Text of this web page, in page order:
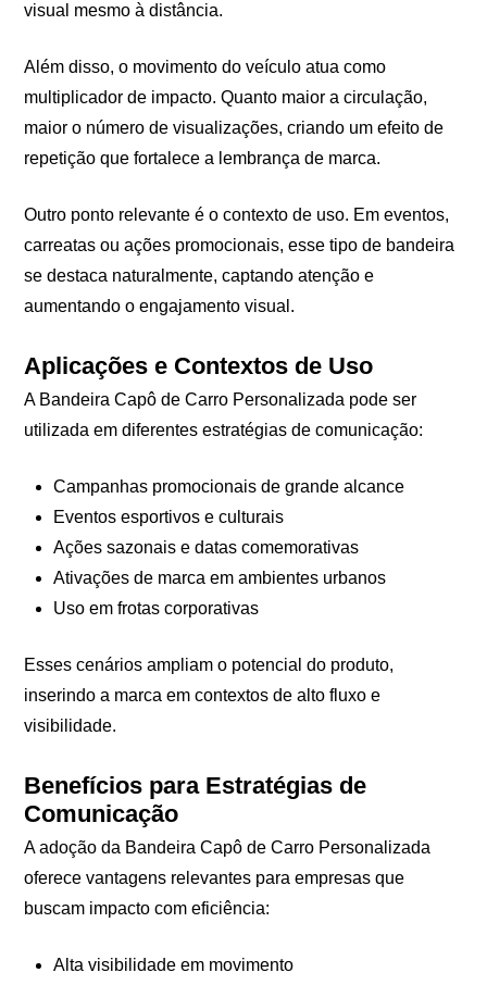
visual mesmo à distância.
Além disso, o movimento do veículo atua como
multiplicador de impacto. Quanto maior a circulação,
maior o número de visualizações, criando um efeito de
repetição que fortalece a lembrança de marca.
Outro ponto relevante é o contexto de uso. Em eventos,
carreatas ou ações promocionais, esse tipo de bandeira
se destaca naturalmente, captando atenção e
aumentando o engajamento visual.
Aplicações e Contextos de Uso
A Bandeira Capô de Carro Personalizada pode ser
utilizada em diferentes estratégias de comunicação:
Campanhas promocionais de grande alcance
Eventos esportivos e culturais
Ações sazonais e datas comemorativas
Ativações de marca em ambientes urbanos
Uso em frotas corporativas
Esses cenários ampliam o potencial do produto,
inserindo a marca em contextos de alto fluxo e
visibilidade.
Benefícios para Estratégias de
Comunicação
A adoção da Bandeira Capô de Carro Personalizada
oferece vantagens relevantes para empresas que
buscam impacto com eficiência:
Alta visibilidade em movimento